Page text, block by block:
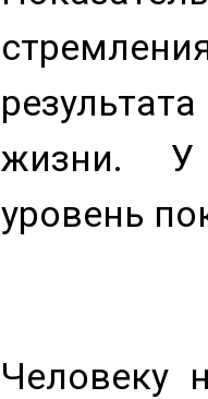
жизни. У
уровень
Человеку